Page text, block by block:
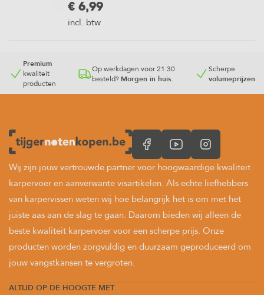
€ 6,99
incl. btw
Premium
kwaliteit
producten
Op werkdagen voor 21:30
besteld? Morgen in huis.
Scherpe
volumeprijzen
Wij zijn jouw vertrouwde partner voor hoogwaardige kwaliteit
karpervoer en aanverwante visartikelen. Als echte liefhebbers
van karpervissen weten wij hoe belangrijk het is om met het
juiste aas aan de slag te gaan. Daarom bieden wij alleen de
beste kwaliteit karpervoer voor een scherpe prijs. Onze
producten worden zorgvuldig en duurzaam geproduceerd om
jouw vangstkansen te vergroten.
ALTIJD OP DE HOOGTE MET